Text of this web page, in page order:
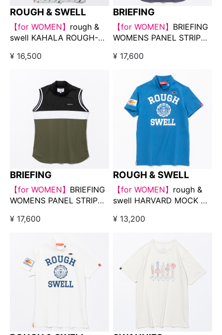
ROUGH & SWELL
【for WOMEN】 rough &
swell KAHALA ROUGH-
¥ 16,500
BRIEFING
【for WOMEN】 BRIEFING
WOMENS PANEL STRIPE
ネイビー
¥ 17,600
BRIEFING
【for WOMEN】 BRIEFING
WOMENS PANEL STRIPE
ブラック
¥ 17,600
ROUGH & SWELL
【for WOMEN】 rough &
swell HARVARD MOCK W.
¥ 13,200